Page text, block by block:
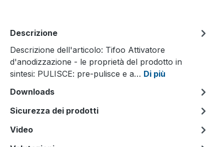
Descrizione
Descrizione dell'articolo: Tifoo Attivatore
d'anodizzazione - le proprietà del prodotto in
sintesi: PULISCE: pre-pulisce e a… Di più
Downloads
Sicurezza dei prodotti
Video